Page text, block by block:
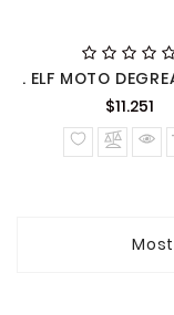
$11.251